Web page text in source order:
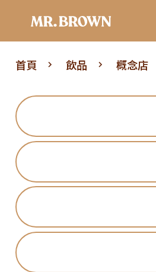
首頁 飲品 概念店